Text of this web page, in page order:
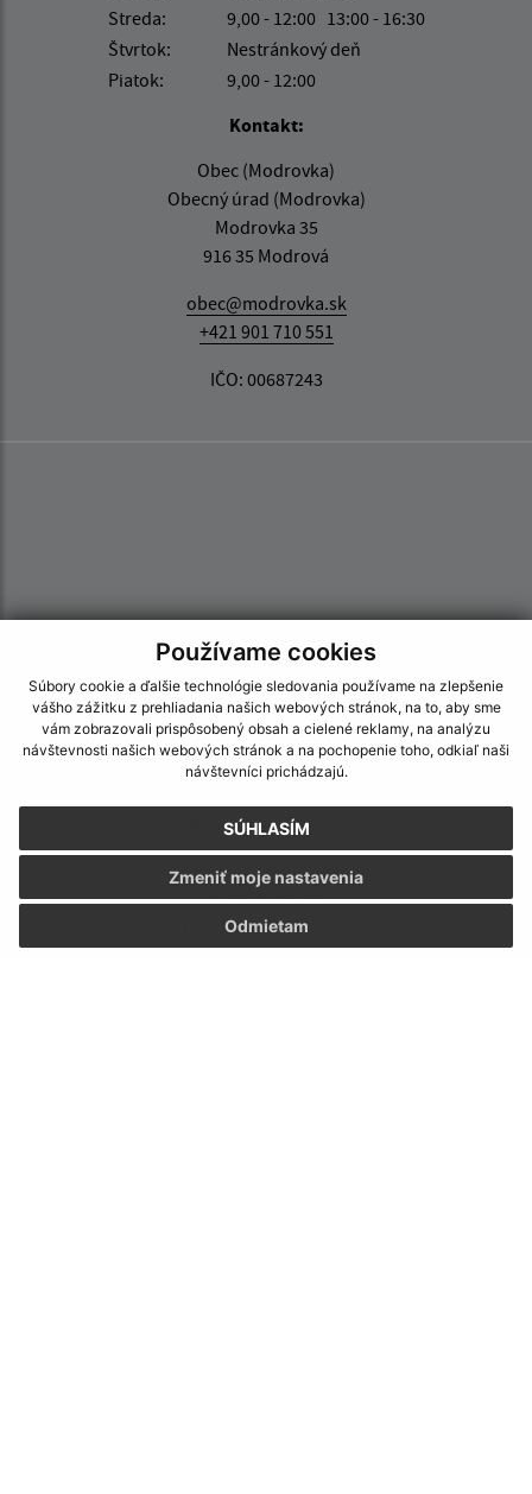
Používame cookies
Súbory cookie a ďalšie technológie sledovania používame na zlepšenie
vášho zážitku z prehliadania našich webových stránok, na to, aby sme
vám zobrazovali prispôsobený obsah a cielené reklamy, na analýzu
návštevnosti našich webových stránok a na pochopenie toho, odkiaľ naši
návštevníci prichádzajú.
SÚHLASÍM
Odmietam
Zmeniť moje nastavenia
Streda:
9,00 - 12:00 13:00 - 16:30
Štvrtok:
Nestránkový deň
Piatok:
9,00 - 12:00
Kontakt:
Obec (Modrovka)
Obecný úrad (Modrovka)
Modrovka 35
916 35 Modrová
obec@modrovka.sk
+421 901 710 551
IČO: 00687243
Informácie o stránke:
Vyhlásenie o prístupnosti
Autorské práva
Ochrana osobných údajov